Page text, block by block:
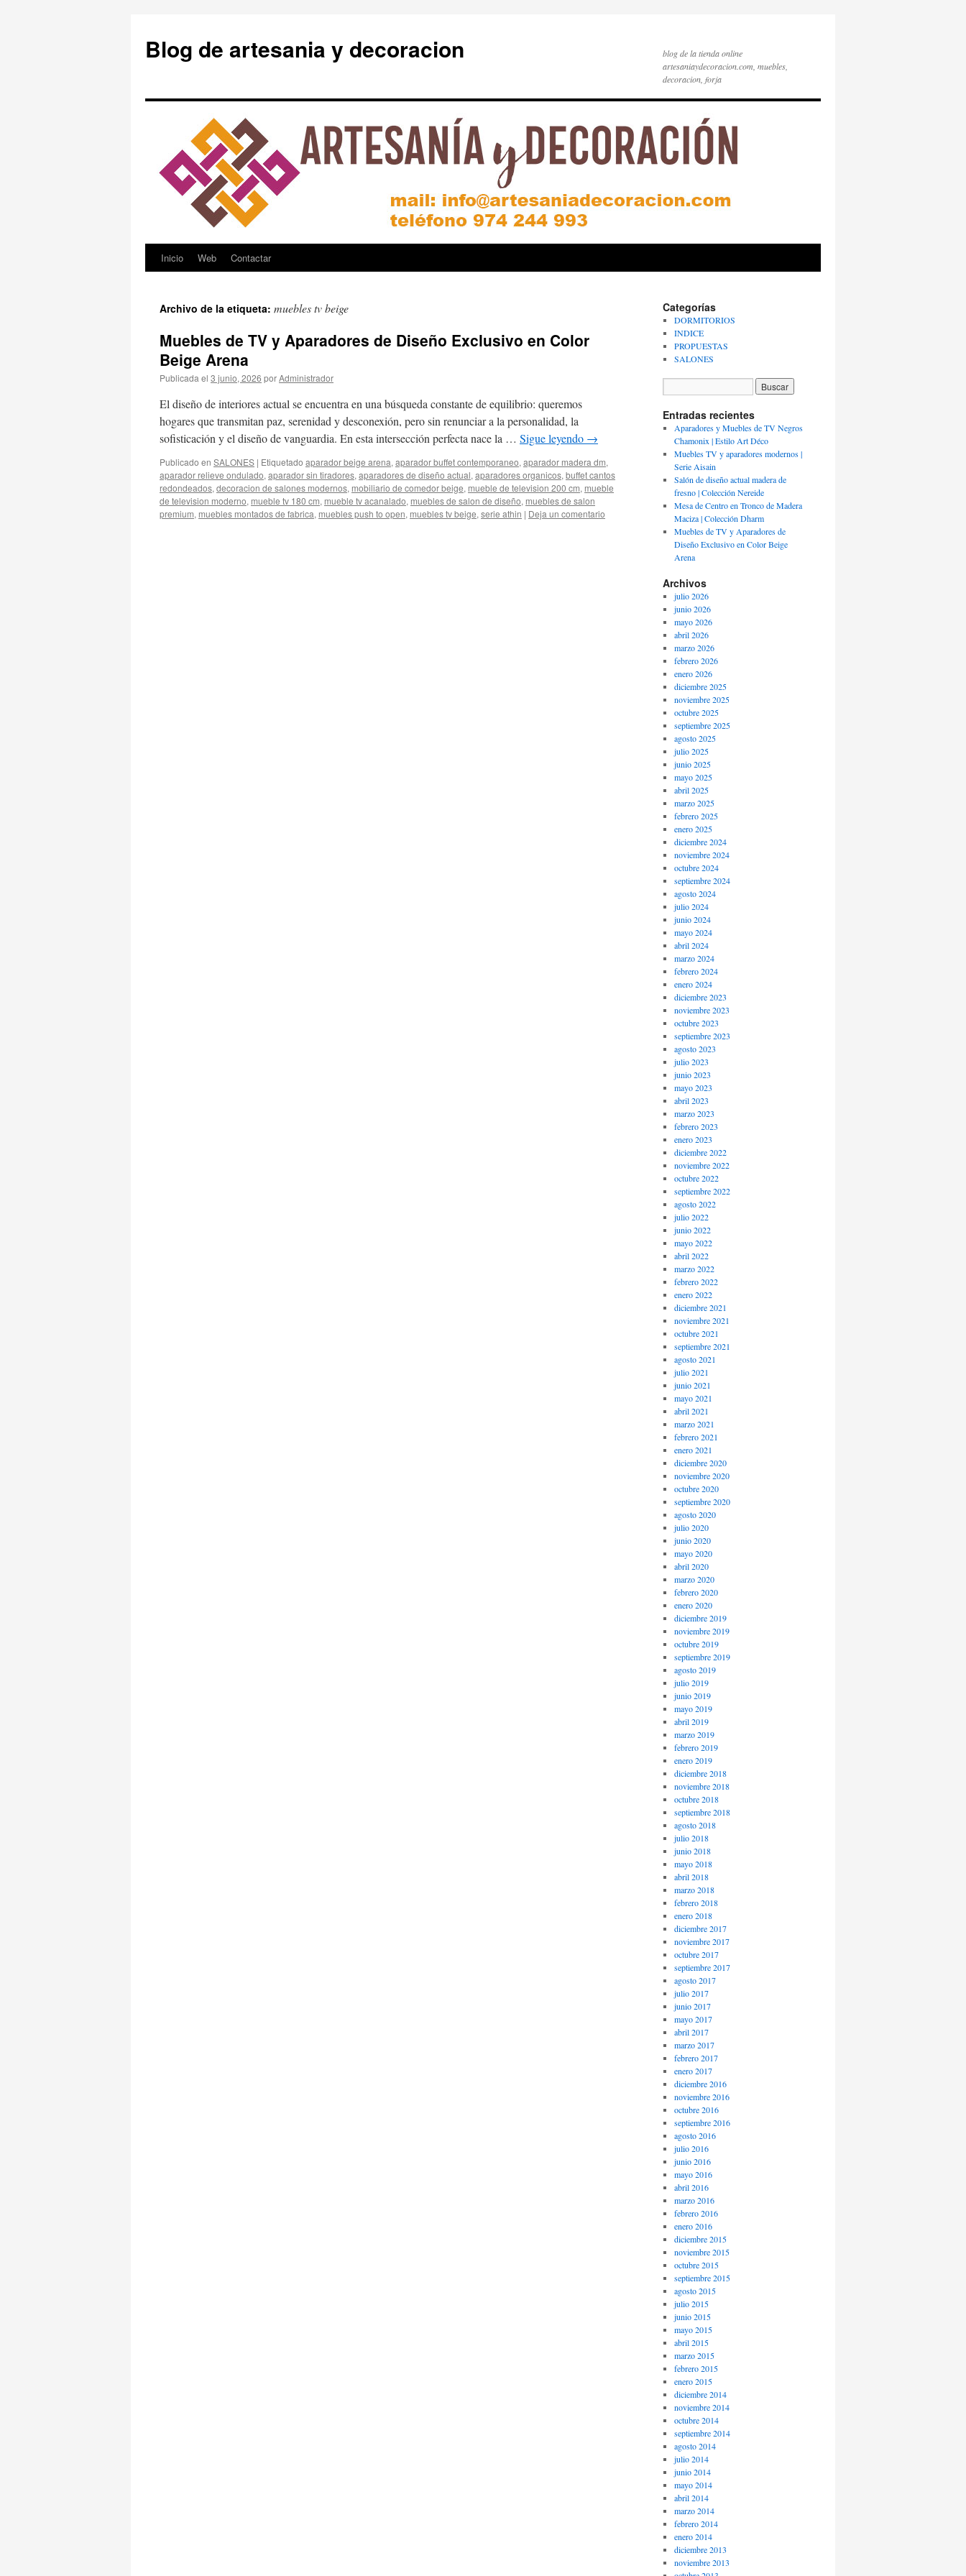
Blog de artesania y decoracion
blog de la tienda online
artesaniaydecoracion.com, muebles,
decoracion, forja
Saltar
contenido
Inicio Web Contactar
Archivo de la etiqueta: muebles tv beige
Muebles de TV y Aparadores de Diseño Exclusivo en Color
Beige Arena
Publicada el 3 junio, 2026 porAdministrador
El diseño de interiores actual se encuentra en una búsqueda constante de equilibrio: queremos
hogares que transmitan paz, serenidad y desconexión, pero sin renunciar a la personalidad, la
sofisticación y el diseño de vanguardia. En esta intersección perfecta nace la … Sigue leyendo →
Publicado en SALONES | Etiquetado aparador beige arena, aparador buffet contemporaneo, aparador madera dm,
aparador relieve ondulado, aparador sin tiradores, aparadores de diseño actual, aparadores organicos, buffet cantos
redondeados, decoracion de salones modernos, mobiliario de comedor beige, mueble de television 200 cm, mueble
de television moderno, mueble tv 180 cm, mueble tv acanalado, muebles de salon de diseño, muebles de salon
premium, muebles montados de fabrica, muebles push to open, muebles tv beige, serie athin | Deja un comentario
Categorías
DORMITORIOS
INDICE
PROPUESTAS
SALONES
Entradas recientes
Aparadores y Muebles de TV Negros
Chamonix | Estilo Art Déco
Muebles TV y aparadores modernos |
Serie Aisain
Salón de diseño actual madera de
fresno | Colección Nereide
Mesa de Centro en Tronco de Madera
Maciza | Colección Dharm
Muebles de TV y Aparadores de
Diseño Exclusivo en Color Beige
Arena
Archivos
julio 2026
junio 2026
mayo 2026
abril 2026
marzo 2026
febrero 2026
enero 2026
diciembre 2025
noviembre 2025
octubre 2025
septiembre 2025
agosto 2025
julio 2025
junio 2025
mayo 2025
abril 2025
marzo 2025
febrero 2025
enero 2025
diciembre 2024
noviembre 2024
octubre 2024
septiembre 2024
agosto 2024
julio 2024
junio 2024
mayo 2024
abril 2024
marzo 2024
febrero 2024
enero 2024
diciembre 2023
noviembre 2023
octubre 2023
septiembre 2023
agosto 2023
julio 2023
junio 2023
mayo 2023
abril 2023
marzo 2023
febrero 2023
enero 2023
diciembre 2022
noviembre 2022
octubre 2022
septiembre 2022
agosto 2022
julio 2022
junio 2022
mayo 2022
abril 2022
marzo 2022
febrero 2022
enero 2022
diciembre 2021
noviembre 2021
octubre 2021
septiembre 2021
agosto 2021
julio 2021
junio 2021
mayo 2021
abril 2021
marzo 2021
febrero 2021
enero 2021
diciembre 2020
noviembre 2020
octubre 2020
septiembre 2020
agosto 2020
julio 2020
junio 2020
mayo 2020
abril 2020
marzo 2020
febrero 2020
enero 2020
diciembre 2019
noviembre 2019
octubre 2019
septiembre 2019
agosto 2019
julio 2019
junio 2019
mayo 2019
abril 2019
marzo 2019
febrero 2019
enero 2019
diciembre 2018
noviembre 2018
octubre 2018
septiembre 2018
agosto 2018
julio 2018
junio 2018
mayo 2018
abril 2018
marzo 2018
febrero 2018
enero 2018
diciembre 2017
noviembre 2017
octubre 2017
septiembre 2017
agosto 2017
julio 2017
junio 2017
mayo 2017
abril 2017
marzo 2017
febrero 2017
enero 2017
diciembre 2016
noviembre 2016
octubre 2016
septiembre 2016
agosto 2016
julio 2016
junio 2016
mayo 2016
abril 2016
marzo 2016
febrero 2016
enero 2016
diciembre 2015
noviembre 2015
octubre 2015
septiembre 2015
agosto 2015
julio 2015
junio 2015
mayo 2015
abril 2015
marzo 2015
febrero 2015
enero 2015
diciembre 2014
noviembre 2014
octubre 2014
septiembre 2014
agosto 2014
julio 2014
junio 2014
mayo 2014
abril 2014
marzo 2014
febrero 2014
enero 2014
diciembre 2013
noviembre 2013